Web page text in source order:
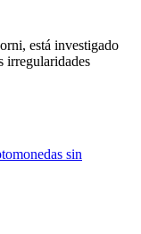
está investigado
irregularidades